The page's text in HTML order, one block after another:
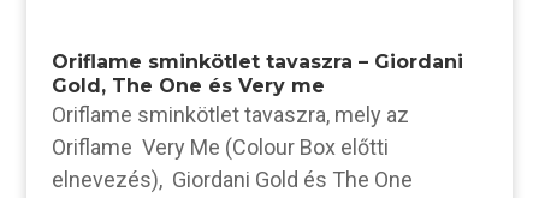
Oriflame sminkötlet tavaszra – Giordani
Gold, The One és Very me
Oriflame sminkötlet tavaszra, mely az
Oriflame Very Me (Colour Box előtti
elnevezés), Giordani Gold és The One